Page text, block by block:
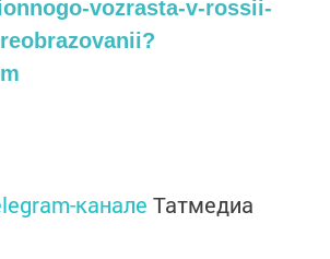
vozrasta-v-rossii-
канале Татмедиа